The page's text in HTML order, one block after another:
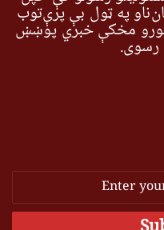
په ټول بې پرې‌توب
نورو مخکې خبري پوښښ